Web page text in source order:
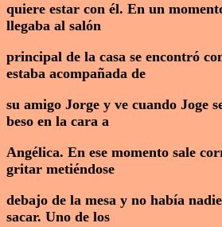
quiere estar con él. En un
llegaba al salón
principal de la casa se encontró
estaba acompañada de
su amigo Jorge y ve cuando Joge
beso en la cara a
Angélica. En ese momento sale
gritar metiéndose
debajo de la mesa y no había
sacar. Uno de los